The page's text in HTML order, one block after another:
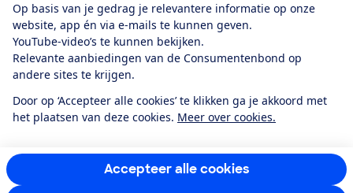
Op basis van je gedrag je relevantere informatie op onze
website, app én via e-mails te kunnen geven.
YouTube-video’s te kunnen bekijken.
Relevante aanbiedingen van de Consumentenbond op
andere sites te krijgen.
Door op ‘Accepteer alle cookies’ te klikken ga je akkoord met
het plaatsen van deze cookies. Meer over cookies.
Accepteer alle cookies
Algemene Voorwaarden
Privacyverklaring
Cookiebeleid
Privacyvoorkeuren
Toegankelijkheid
RSS-feed nieuws
Facebook
TwitterInstagram
YoutubeLinkedIn
12.901consumentenbeoordelen de Consumentenbondmet gemiddeld